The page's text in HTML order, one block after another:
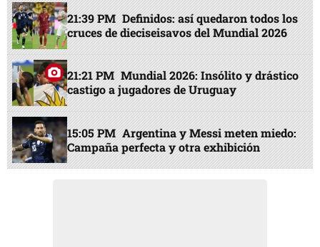
21:39 PM Definidos: así quedaron todos los
cruces de dieciseisavos del Mundial 2026
21:21 PM Mundial 2026: Insólito y drástico
castigo a jugadores de Uruguay
15:05 PM Argentina y Messi meten miedo:
Campaña perfecta y otra exhibición